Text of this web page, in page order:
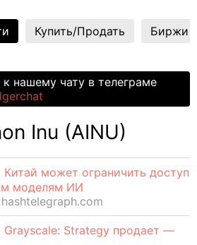
Купить/Продать Биржи
нашему чату в телеграме
Inu (AINU)
Китай может ограничить доступ
моделям ИИ
Grayscale: Strategy продает —